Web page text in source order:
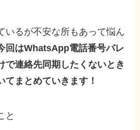
いるが不安な所もあって悩ん
回はWhatsApp電話番号バレ
で連絡先同期したくないとき
てまとめていきます！
と